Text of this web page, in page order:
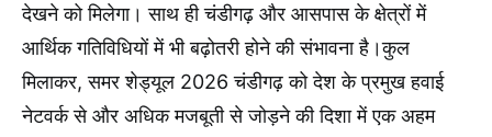
देखने को मिलेगा। साथ ही चंडीगढ़ और आसपास के क्षेत्रों में
आर्थिक गतिविधियों में भी बढ़ोतरी होने की संभावना है।कुल
मिलाकर, समर शेड्यूल 2026 चंडीगढ़ को देश के प्रमुख हवाई
नेटवर्क से और अधिक मजबूती से जोड़ने की दिशा में एक अहम